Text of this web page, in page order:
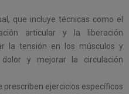
que incluye técnicas como el
articular y la liberación
la tensión en los músculos y
y mejorar la circulación
prescriben ejercicios específicos